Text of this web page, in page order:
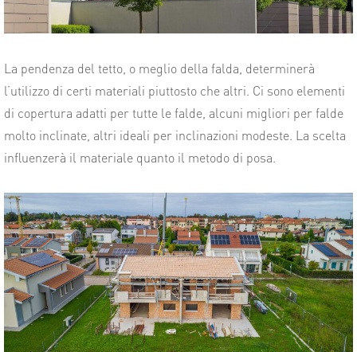
La pendenza del tetto, o meglio della falda, determinerà
l’utilizzo di certi materiali piuttosto che altri. Ci sono elementi
di copertura adatti per tutte le falde, alcuni migliori per falde
molto inclinate, altri ideali per inclinazioni modeste. La scelta
influenzerà il materiale quanto il metodo di posa.